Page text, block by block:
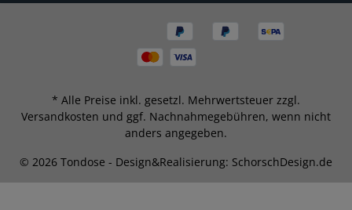
© 2026 Tondose - Design&Realisierung: SchorschDesign.de
* Alle Preise inkl. gesetzl. Mehrwertsteuer zzgl.
Versandkosten und ggf. Nachnahmegebühren, wenn nicht
anders angegeben.